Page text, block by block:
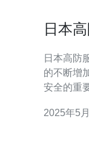
日本
日本高防服务器优质
的不断增
安全的重
户的青睐。 日本高防服务器以其卓越的稳定
2025年5